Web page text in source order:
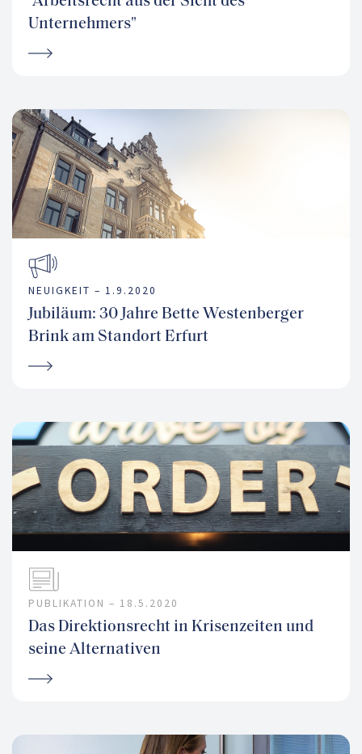
Unternehmers"
NEUIGKEIT – 1.9.2020
Jubiläum: 30 Jahre Bette Westenberger
Brink am Standort Erfurt
PUBLIKATION – 18.5.2020
Das Direktionsrecht in Krisenzeiten und
seine Alternativen